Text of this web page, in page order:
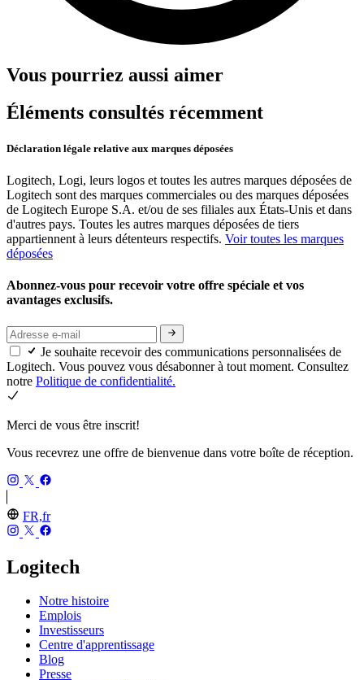
Vous pourriez aussi aimer
Éléments consultés récemment
Déclaration légale relative aux marques déposées
Logitech, Logi, leurs logos et toutes les autres marques déposées de
Logitech sont des marques commerciales ou des marques déposées
de Logitech Europe S.A. et/ou de ses filiales aux États-Unis et dans
d'autres pays. Toutes les autres marques déposées de tiers
appartiennent à leurs détenteurs respectifs. Voir toutes les marques
déposées
Abonnez-vous pour recevoir votre offre spéciale et vos
avantages exclusifs.
Je souhaite recevoir des communications personnalisées de
Logitech. Vous pouvez vous désabonner à tout moment. Consultez
notre Politique de confidentialité.
Merci de vous être inscrit!
Vous recevrez une offre de bienvenue dans votre boîte de réception.
FR,fr
Logitech
Notre histoire
Emplois
Investisseurs
Centre d'apprentissage
Blog
Presse